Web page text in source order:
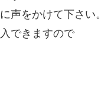
声をかけて下さい。
できますので